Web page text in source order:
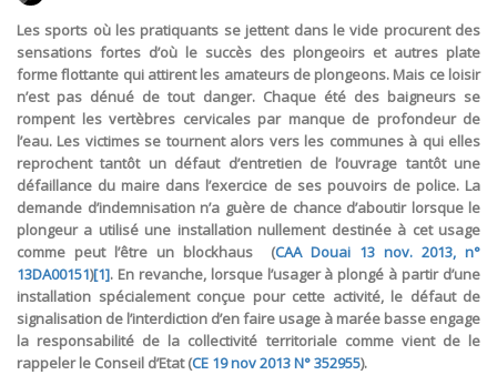
Les sports où les pratiquants se jettent dans le vide procurent des
sensations fortes d’où le succès des plongeoirs et autres plate
forme flottante qui attirent les amateurs de plongeons. Mais ce loisir
n’est pas dénué de tout danger. Chaque été des baigneurs se
rompent les vertèbres cervicales par manque de profondeur de
l’eau. Les victimes se tournent alors vers les communes à qui elles
reprochent tantôt un défaut d’entretien de l’ouvrage tantôt une
défaillance du maire dans l’exercice de ses pouvoirs de police. La
demande d’indemnisation n’a guère de chance d’aboutir lorsque le
plongeur a utilisé une installation nullement destinée à cet usage
comme peut l’être un blockhaus (CAA Douai 13 nov. 2013, n°
13DA00151)[1]. En revanche, lorsque l’usager à plongé à partir d’une
installation spécialement conçue pour cette activité, le défaut de
signalisation de l’interdiction d’en faire usage à marée basse engage
la responsabilité de la collectivité territoriale comme vient de le
rappeler le Conseil d’Etat (CE 19 nov 2013 N° 352955).